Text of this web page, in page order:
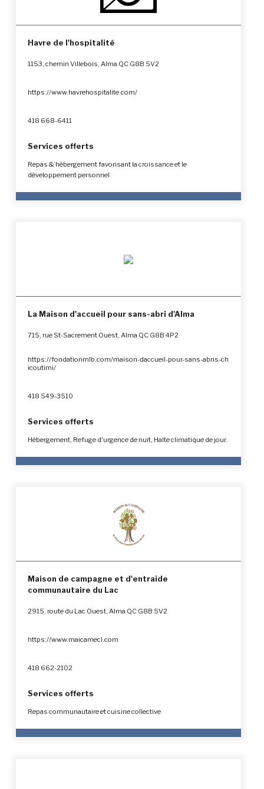
Havre de l'hospitalité
1153, chemin Villebois, Alma QC G8B 5V2
https://www.havrehospitalite.com/
418 668-6411
Services offerts
Repas & hébergement favorisant la croissance et le
développement personnel
La Maison d'accueil pour sans-abri d'Alma
715, rue St-Sacrement Ouest, Alma QC G8B 4P2
https://fondationmlb.com/maison-daccueil-pour-sans-abris-ch
icoutimi/
418 549-3510
Services offerts
Hébergement, Refuge d'urgence de nuit, Halte climatique de jour.
Maison de campagne et d'entraide
communautaire du Lac
2915, route du Lac Ouest, Alma QC G8B 5V2
https://www.maicamecl.com
418 662-2102
Services offerts
Repas communautaire et cuisine collective.